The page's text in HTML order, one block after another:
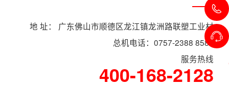
地 址： 广东佛山市顺德区龙江镇龙洲路联塑工业村
总机电话：0757-2388 8588
服务热线
400-168-2128